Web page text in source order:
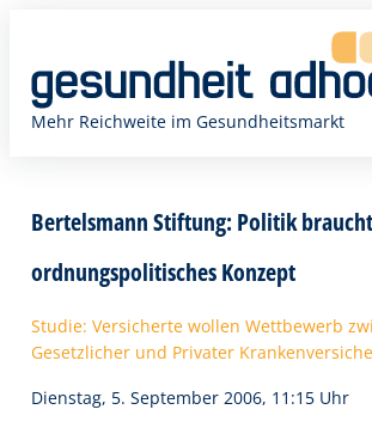
springen
Mehr Reichweite im Gesundheitsmarkt
Bertelsmann Stiftung: Politik braucht
ordnungspolitisches Konzept
Studie: Versicherte wollen Wettbewerb
Gesetzlicher und Privater
Dienstag, 5. September 2006, 11:15 Uhr